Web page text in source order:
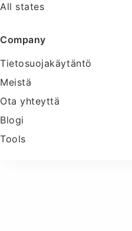
All states
Company
Tietosuojakäytäntö
Meistä
Ota yhteyttä
Blogi
Tools